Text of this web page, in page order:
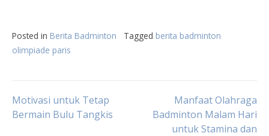
Posted in Berita Badminton Tagged berita badminton
olimpiade paris
Post
Motivasi untuk Tetap
Bermain Bulu Tangkis
Manfaat Olahraga
Badminton Malam Hari
untuk Stamina dan